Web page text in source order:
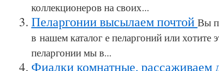
коллекционеров на своих...
Пеларгонии высылаем почтой Вы
в нашем каталог е пеларгоний или хотите
пеларгонии мы в...
Фиалки комнатные, рассаживаем